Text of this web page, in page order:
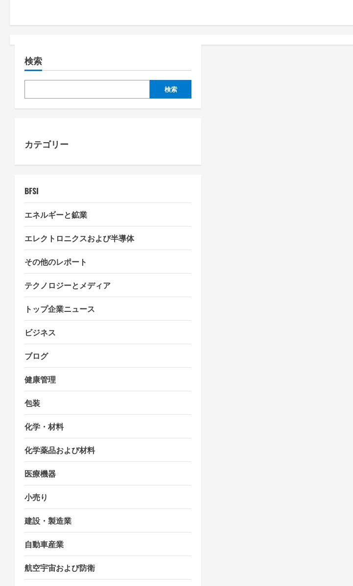
n
v
i
g
t
i
n
検索
検索
カテゴリー
BFSI
エネルギーと鉱業
エレクトロニクスおよび半導体
その他のレポート
テクノロジーとメディア
トップ企業ニュース
ビジネス
ブログ
健康管理
包装
化学・材料
化学薬品および材料
医療機器
小売り
建設・製造業
自動車産業
航空宇宙および防衛